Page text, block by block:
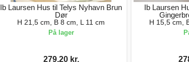
Ib Laursen Hus til Telys Nyhavn Brun
Dør
H 21,5 cm, B 8 cm, L 11 cm
På lager
279,20 kr.
Ib Laursen
H 15,5 cm,